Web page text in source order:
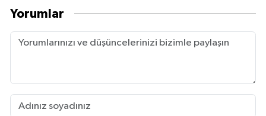
Yorumlar